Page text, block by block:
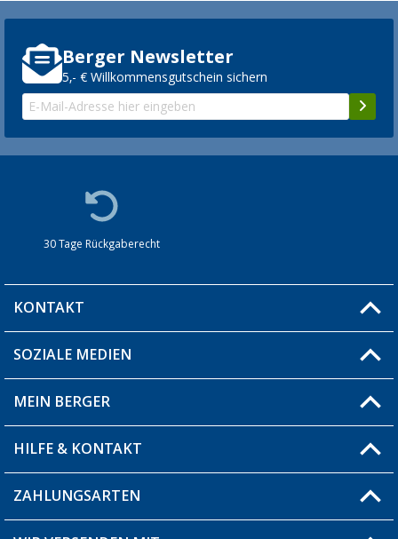
Berger Newsletter
5,- € Willkommensgutschein sichern
30 Tage Rückgaberecht
KONTAKT
Du hast eine Frage?
Filiale finden
SOZIALE MEDIEN
MEIN BERGER
Blog
Produkttester
HILFE & KONTAKT
Fragen & Antworten / FAQ
ZAHLUNGSARTEN